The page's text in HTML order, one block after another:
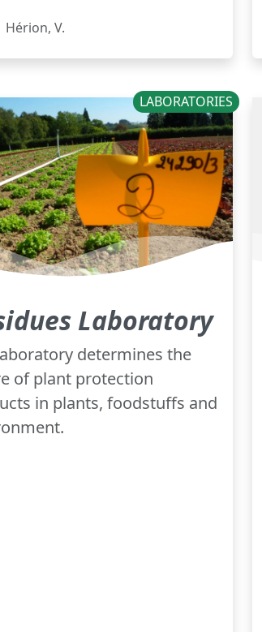
Hérion, V.
LABORATORIES
Laboratory
determines the
of plant protection
in plants, foodstuffs and